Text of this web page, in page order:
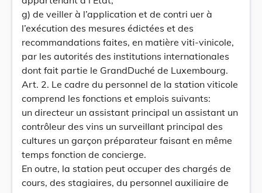
g) de veiller à l’application et de contri uer à
l’exécution des mesures édictées et des
recommandations faites, en matière viti-vinicole,
par les autorités des institutions internationales
dont fait partie le GrandDuché de Luxembourg.
Art. 2. Le cadre du personnel de la station viticole
comprend les fonctions et emplois suivants:
un directeur un assistant principal un assistant un
contrôleur des vins un surveillant principal des
cultures un garçon préparateur faisant en même
temps fonction de concierge.
En outre, la station peut occuper des chargés de
cours, des stagiaires, du personnel auxiliaire de